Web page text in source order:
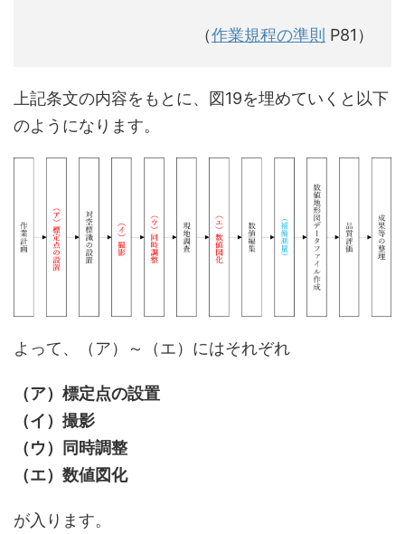
（作業規程の準則 P81）
上記条文の内容をもとに、図19を埋めていくと以下
のようになります。
よって、（ア）～（エ）にはそれぞれ
（ア）標定点の設置
（イ）撮影
（ウ）同時調整
（エ）数値図化
が入ります。